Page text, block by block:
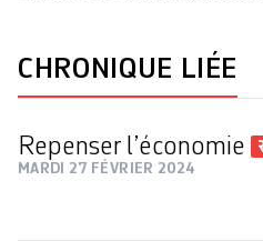
CHRONIQUE LIÉE
Repenser l’économie
MARDI 27 FÉVRIER 2024